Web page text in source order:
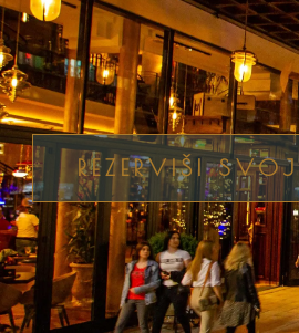
REZERVIŠI